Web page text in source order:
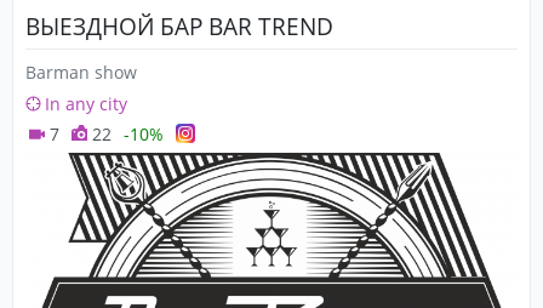
ВЫЕЗДНОЙ БАР BAR TREND
Barman show
In any city
7
22 -10%